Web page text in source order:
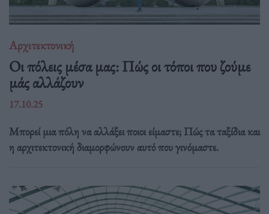
Αρχιτεκτονική
Οι πόλεις μέσα μας: Πώς οι τόποι που ζούμε
μάς αλλάζουν
17.10.25
Μπορεί μια πόλη να αλλάξει ποιοι είμαστε; Πώς τα ταξίδια και
η αρχιτεκτονική διαμορφώνουν αυτό που γινόμαστε.